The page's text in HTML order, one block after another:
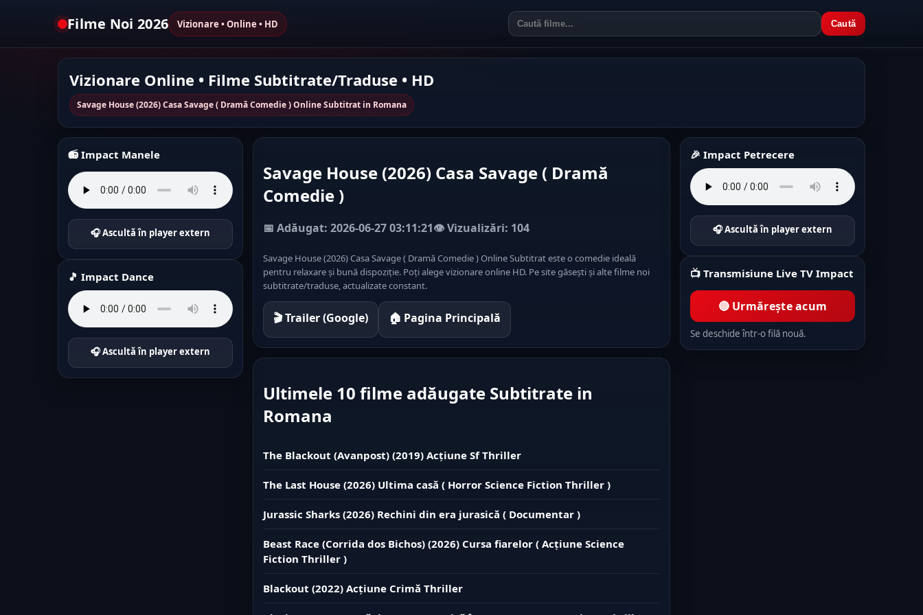
Filme Noi 2026 Vizionare • Online • HD Caută
Vizionare Online • Filme Subtitrate/Traduse • HD
Savage House (2026) Casa Savage ( Dramă Comedie ) Online Subtitrat in Romana
📻 Impact Manele
🎧 Ascultă în player extern
🎵 Impact Dance
🎧 Ascultă în player extern
Savage House (2026) Casa Savage ( Dramă
Comedie )
📅 Adăugat: 2026-06-27 03:11:21👁️ Vizualizări: 104
Savage House (2026) Casa Savage ( Dramă Comedie ) Online Subtitrat este o comedie ideală
pentru relaxare și bună dispoziție. Poți alege vizionare online HD. Pe site găsești și alte filme noi
subtitrate/traduse, actualizate constant.
🎬 Trailer (Google) 🏠 Pagina Principală
Ultimele 10 filme adăugate Subtitrate in
Romana
The Blackout (Avanpost) (2019) Acțiune Sf Thriller
The Last House (2026) Ultima casă ( Horror Science Fiction Thriller )
Jurassic Sharks (2026) Rechini din era jurasică ( Documentar )
Beast Race (Corrida dos Bichos) (2026) Cursa fiarelor ( Acțiune Science
Fiction Thriller )
Blackout (2022) Acțiune Crimă Thriller
🎉 Impact Petrecere
🎧 Ascultă în player extern
📺 Transmisiune Live TV Impact
🔴 Urmărește acum
Se deschide într-o filă nouă.